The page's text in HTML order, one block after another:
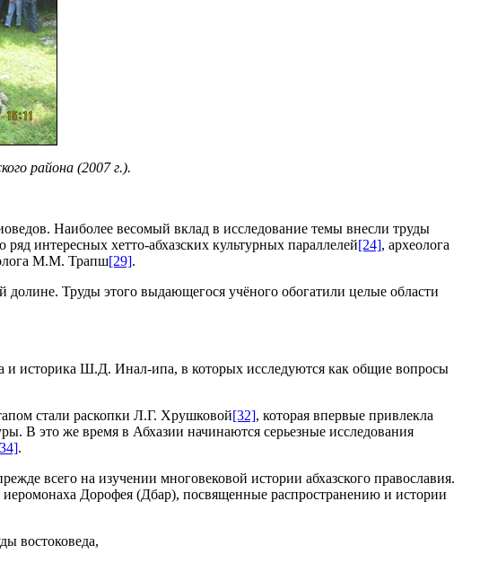
района (2007 г.).
Наиболее весомый вклад в исследование темы внесли труды
интересных хетто-абхазских культурных параллелей[24], археолога
М.М. Трапш[29].
Труды этого выдающегося учёного обогатили целые области
и историка Ш.Д. Инал-ипа, в которых исследуются как общие вопросы
стали раскопки Л.Г. Хрушковой[32], которая впервые привлекла
В это же время в Абхазии начинаются серьезные исследования
.
всего на изучении многовековой истории абхазского православия.
иеромонаха Дорофея (Дбар), посвященные распространению и истории
востоковеда,